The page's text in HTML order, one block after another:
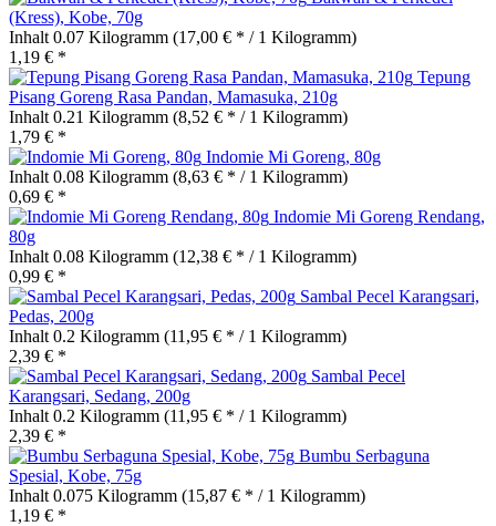
(Kress), Kobe, 70g
Inhalt 0.07 Kilogramm (17,00 € * / 1 Kilogramm)
1,19 € *
Tepung
Pisang Goreng Rasa Pandan, Mamasuka, 210g
Inhalt 0.21 Kilogramm (8,52 € * / 1 Kilogramm)
1,79 € *
Indomie Mi Goreng, 80g
Inhalt 0.08 Kilogramm (8,63 € * / 1 Kilogramm)
0,69 € *
Indomie Mi Goreng Rendang,
80g
Inhalt 0.08 Kilogramm (12,38 € * / 1 Kilogramm)
0,99 € *
Sambal Pecel Karangsari,
Pedas, 200g
Inhalt 0.2 Kilogramm (11,95 € * / 1 Kilogramm)
2,39 € *
Sambal Pecel
Karangsari, Sedang, 200g
Inhalt 0.2 Kilogramm (11,95 € * / 1 Kilogramm)
2,39 € *
Bumbu Serbaguna
Spesial, Kobe, 75g
Inhalt 0.075 Kilogramm (15,87 € * / 1 Kilogramm)
1,19 € *